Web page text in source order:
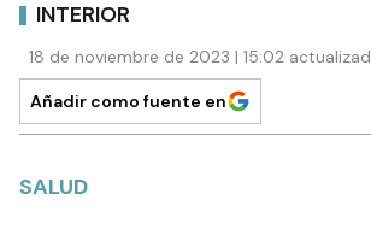
INTERIOR
18 de noviembre de 2023 | 15:02
Añadir como fuente en
SALUD